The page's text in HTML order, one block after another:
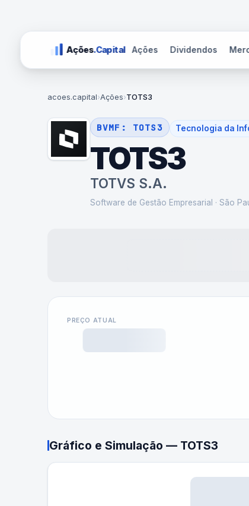
Ações.Capital Ações Dividendos
acoes.capital›Ações›TOTS3
BVMF: TOTS3 Tecnologia da
TOTS3
TOTVS S.A.
Software de Gestão Empresarial · São
PREÇO ATUAL
Gráfico e Simulação — TOTS3